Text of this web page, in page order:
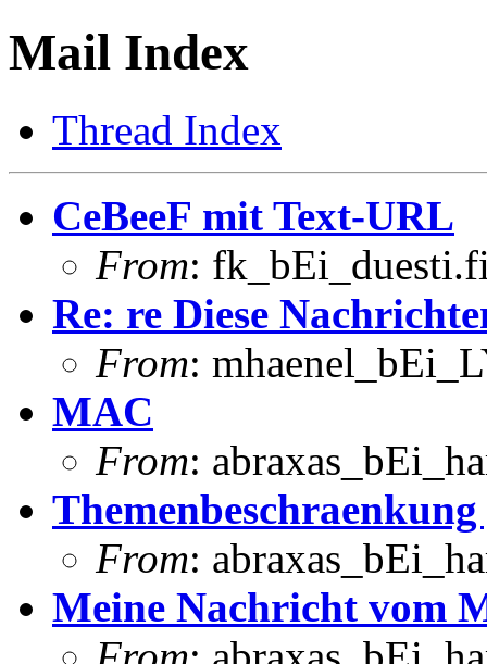
Mail Index
Thread Index
CeBeeF mit Text-URL
From:
Re: re Diese
From:
MAC
From:
From:
Meine Nachricht vom